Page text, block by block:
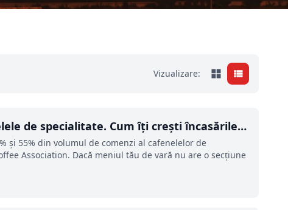
Vizualizare:
de specialitate. Cum îți crești încasările
și 55% din volumul de comenzi al cafenelelor de
Association. Dacă meniul tău de vară nu are o secțiune